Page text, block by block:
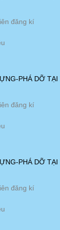
đăng kí
PHÁ DỠ
đăng kí
PHÁ DỠ
đăng kí